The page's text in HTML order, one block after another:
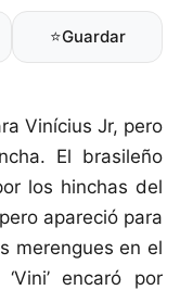
⭐Guardar
Vinícius Jr, pero
El brasileño
los hinchas del
apareció para
merengues en el
encaró por